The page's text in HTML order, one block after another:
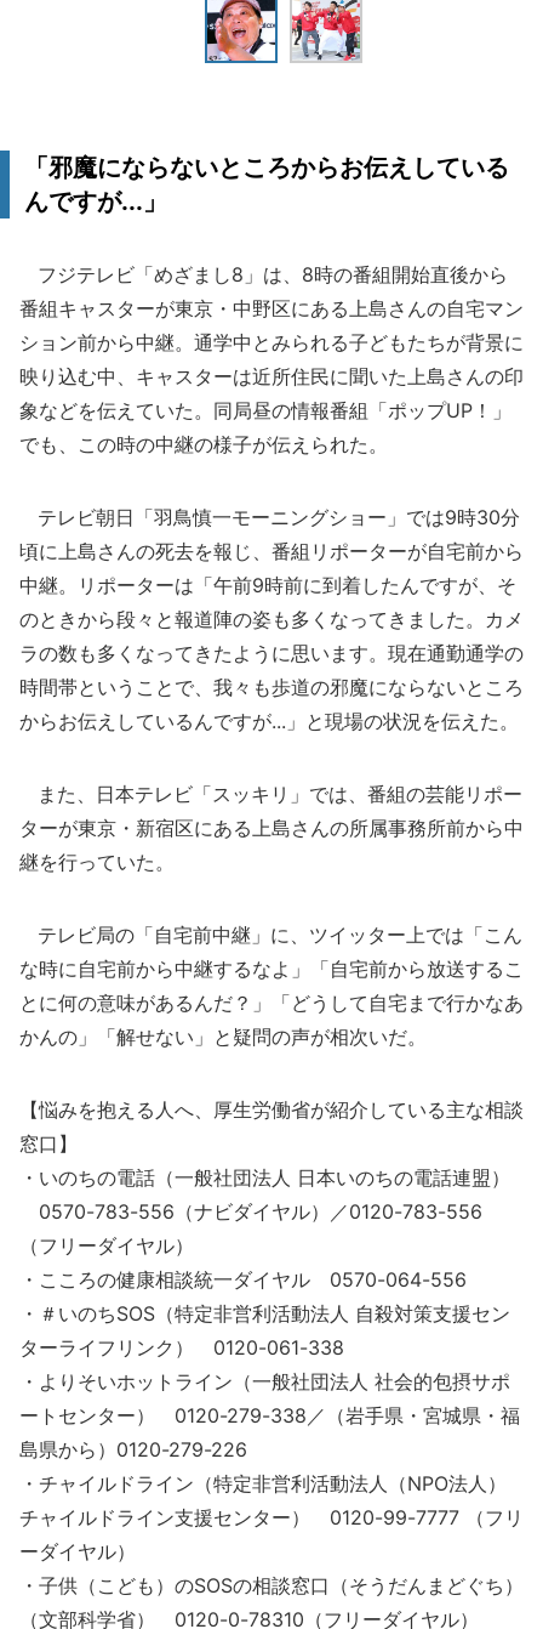
「邪魔にならないところからお伝えしている
んですが...」
フジテレビ「めざまし8」は、8時の番組開始直後から
番組キャスターが東京・中野区にある上島さんの自宅マン
ション前から中継。通学中とみられる子どもたちが背景に
映り込む中、キャスターは近所住民に聞いた上島さんの印
象などを伝えていた。同局昼の情報番組「ポップUP！」
でも、この時の中継の様子が伝えられた。
テレビ朝日「羽鳥慎一モーニングショー」では9時30分
頃に上島さんの死去を報じ、番組リポーターが自宅前から
中継。リポーターは「午前9時前に到着したんですが、そ
のときから段々と報道陣の姿も多くなってきました。カメ
ラの数も多くなってきたように思います。現在通勤通学の
時間帯ということで、我々も歩道の邪魔にならないところ
からお伝えしているんですが...」と現場の状況を伝えた。
また、日本テレビ「スッキリ」では、番組の芸能リポー
ターが東京・新宿区にある上島さんの所属事務所前から中
継を行っていた。
テレビ局の「自宅前中継」に、ツイッター上では「こん
な時に自宅前から中継するなよ」「自宅前から放送するこ
とに何の意味があるんだ？」「どうして自宅まで行かなあ
かんの」「解せない」と疑問の声が相次いだ。
【悩みを抱える人へ、厚生労働省が紹介している主な相談
窓口】
・いのちの電話（一般社団法人 日本いのちの電話連盟）
0570-783-556（ナビダイヤル）／0120-783-556
（フリーダイヤル）
・こころの健康相談統一ダイヤル 0570-064-556
・＃いのちSOS（特定非営利活動法人 自殺対策支援セン
ターライフリンク） 0120-061-338
・よりそいホットライン（一般社団法人 社会的包摂サポ
ートセンター） 0120-279-338／（岩手県・宮城県・福
島県から）0120-279-226
・チャイルドライン（特定非営利活動法人（NPO法人）
チャイルドライン支援センター） 0120-99-7777 （フリ
ーダイヤル）
・子供（こども）のSOSの相談窓口（そうだんまどぐち）
（文部科学省） 0120-0-78310（フリーダイヤル）